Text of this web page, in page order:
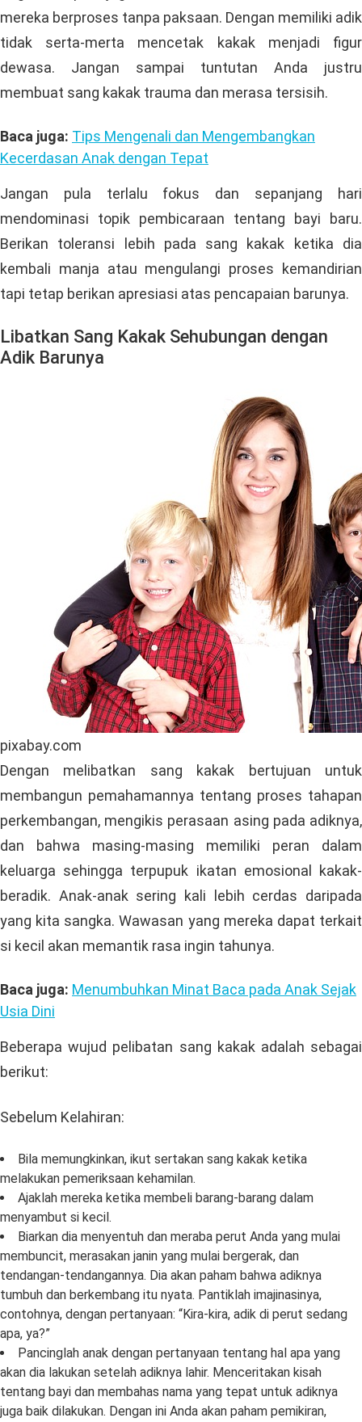
mereka berproses tanpa paksaan. Dengan memiliki adik
tidak serta-merta mencetak kakak menjadi figur
dewasa. Jangan sampai tuntutan Anda justru
membuat sang kakak trauma dan merasa tersisih.
Baca juga: Tips Mengenali dan Mengembangkan
Kecerdasan Anak dengan Tepat
Jangan pula terlalu fokus dan sepanjang hari
mendominasi topik pembicaraan tentang bayi baru.
Berikan toleransi lebih pada sang kakak ketika dia
kembali manja atau mengulangi proses kemandirian
tapi tetap berikan apresiasi atas pencapaian barunya.
Libatkan Sang Kakak Sehubungan dengan
Adik Barunya
pixabay.com
Dengan melibatkan sang kakak bertujuan untuk
membangun pemahamannya tentang proses tahapan
perkembangan, mengikis perasaan asing pada adiknya,
dan bahwa masing-masing memiliki peran dalam
keluarga sehingga terpupuk ikatan emosional kakak-
beradik. Anak-anak sering kali lebih cerdas daripada
yang kita sangka. Wawasan yang mereka dapat terkait
si kecil akan memantik rasa ingin tahunya.
Baca juga: Menumbuhkan Minat Baca pada Anak Sejak
Usia Dini
Beberapa wujud pelibatan sang kakak adalah sebagai
berikut:
Sebelum Kelahiran:
Bila memungkinkan, ikut sertakan sang kakak ketika
melakukan pemeriksaan kehamilan.
Ajaklah mereka ketika membeli barang-barang dalam
menyambut si kecil.
Biarkan dia menyentuh dan meraba perut Anda yang mulai
membuncit, merasakan janin yang mulai bergerak, dan
tendangan-tendangannya. Dia akan paham bahwa adiknya
tumbuh dan berkembang itu nyata. Pantiklah imajinasinya,
contohnya, dengan pertanyaan: “Kira-kira, adik di perut sedang
apa, ya?”
Pancinglah anak dengan pertanyaan tentang hal apa yang
akan dia lakukan setelah adiknya lahir. Menceritakan kisah
tentang bayi dan membahas nama yang tepat untuk adiknya
juga baik dilakukan. Dengan ini Anda akan paham pemikiran,